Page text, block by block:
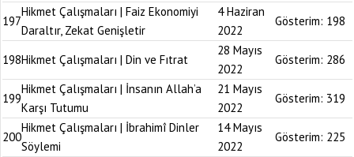
197
Hikmet Çalışmaları | Faiz Ekonomiyi
Daraltır, Zekat Genişletir
4 Haziran
2022
Gösterim: 198
198Hikmet Çalışmaları | Din ve Fıtrat
28 Mayıs
2022
Gösterim: 286
199
Hikmet Çalışmaları | İnsanın Allah’a
Karşı Tutumu
21 Mayıs
2022
Gösterim: 319
200
Hikmet Çalışmaları | İbrahimî Dinler
Söylemi
14 Mayıs
2022
Gösterim: 225